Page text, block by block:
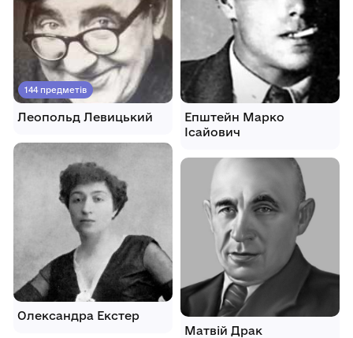
144 предметів
Леопольд Левицький
Олександра Екстер
Епштейн Марко
Ісайович
Матвій Драк